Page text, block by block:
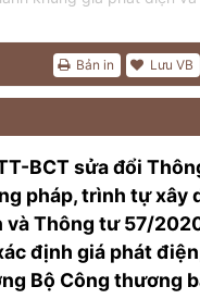
Lưu VB
Bản in
BCT sửa đổi
pháp, trình tự xây
và Thông tư 57/
định giá phát
Bộ Công thương